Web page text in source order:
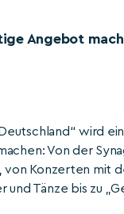
Angebot
wird
Von der
von Konzerten mit
Tänze bis zu